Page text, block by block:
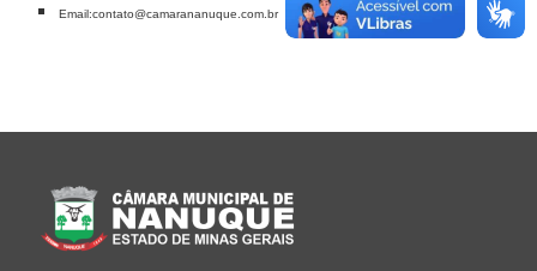
Email:contato@camarananuque.com.br